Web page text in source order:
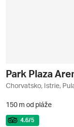
Park Plaza
Chorvatsko, Istrie,
150 m od pláže
4.6/5